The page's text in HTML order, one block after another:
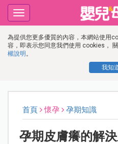
為提供您更多優質的內容，本網站使用
容，即表示您同意我們使用 cookies，
權說明 。
我知
Toggle
navigation
首頁 懷孕 孕期知識
孕期皮膚癢的解